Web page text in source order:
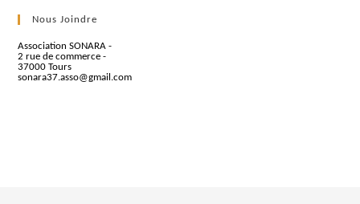
Nous Joindre
Association SONARA -
2 rue de commerce -
37000 Tours
sonara37.asso@gmail.com